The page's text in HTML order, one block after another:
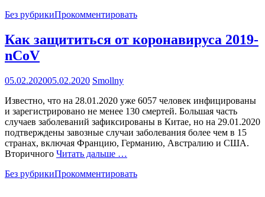
Без рубрикиПрокомментировать
Как защититься от коронавируса 2019-
nCoV
05.02.202005.02.2020 Smollny
Известно, что на 28.01.2020 уже 6057 человек инфицированы
и зарегистрировано не менее 130 смертей. Большая часть
случаев заболеваний зафиксированы в Китае, но на 29.01.2020
подтверждены завозные случаи заболевания более чем в 15
странах, включая Францию, Германию, Австралию и США.
Вторичного Читать дальше …
Без рубрикиПрокомментировать